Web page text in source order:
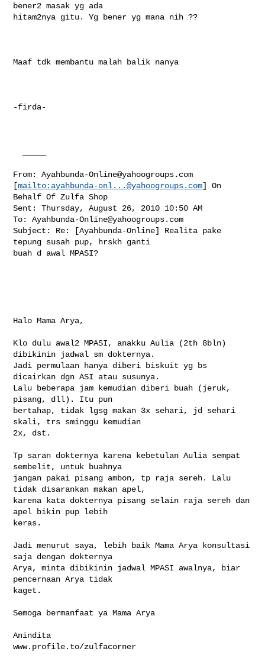
bener2 masak yg ada
hitam2nya gitu. Yg bener yg mana nih ??
Maaf tdk membantu malah balik nanya
-firda-
From: Ayahbunda-Online@yahoogroups.com
[mailto: ayahbunda-onl...@yahoogroups.com] On
Behalf Of Zulfa Shop
Sent: Thursday, August 26, 2010 10:50 AM
To: Ayahbunda-Online@yahoogroups.com
Subject: Re: [Ayahbunda-Online] Realita pake
tepung susah pup, hrskh ganti
buah d awal MPASI?
Halo Mama Arya,
Klo dulu awal2 MPASI, anakku Aulia (2th 8bln)
dibikinin jadwal sm dokternya.
Jadi permulaan hanya diberi biskuit yg bs
dicairkan dgn ASI atau susunya.
Lalu beberapa jam kemudian diberi buah (jeruk,
pisang, dll). Itu pun
bertahap, tidak lgsg makan 3x sehari, jd sehari
skali, trs sminggu kemudian
2x, dst.
Tp saran dokternya karena kebetulan Aulia sempat
sembelit, untuk buahnya
jangan pakai pisang ambon, tp raja sereh. Lalu
tidak disarankan makan apel,
karena kata dokternya pisang selain raja sereh dan
apel bikin pup lebih
keras.
Jadi menurut saya, lebih baik Mama Arya konsultasi
saja dengan dokternya
Arya, minta dibikinin jadwal MPASI awalnya, biar
pencernaan Arya tidak
kaget.
Semoga bermanfaat ya Mama Arya
Anindita
www.profile.to/zulfacorner